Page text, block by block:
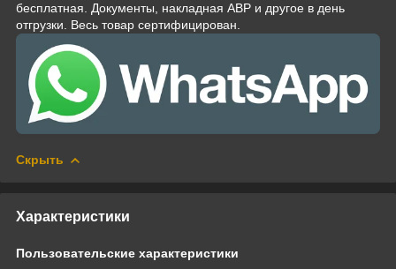
бесплатная. Документы, накладная АВР и другое в день
отгрузки. Весь товар сертифицирован.
Скрыть
Характеристики
Пользовательские характеристики